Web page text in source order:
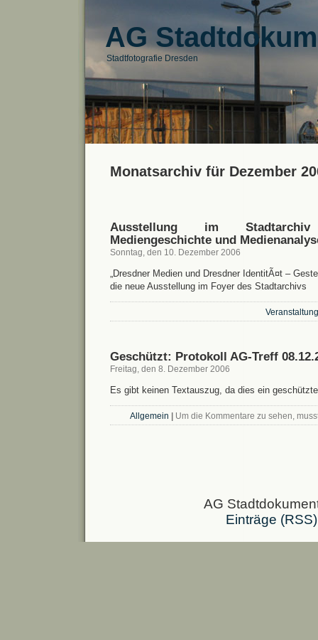
AG
Stadtfotografie Dresden
Monatsarchiv für Dezember
Ausstellung im
Mediengeschichte und
Sonntag, den 10. Dezember 2006
„Dresdner Medien und Dresdner IdentitÃ¤t –
die neue Ausstellung im Foyer des Stadtarchivs
Geschützt: Protokoll AG-Treff
Freitag, den 8. Dezember 2006
Es gibt keinen Textauszug, da dies ein
Allgemein Um die Kommentare zu sehen,
AG
Einträge (RSS)